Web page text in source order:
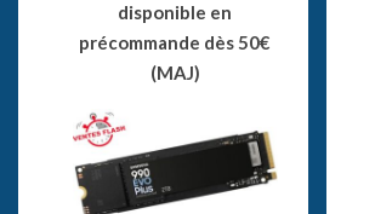
disponible en
précommande dès 50€
(MAJ)